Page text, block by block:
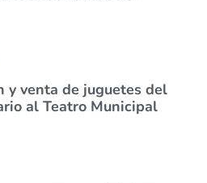
y venta de juguetes del
al Teatro Municipal